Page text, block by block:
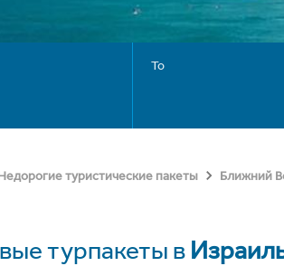
To
туристические пакеты Ближний
турпакеты в